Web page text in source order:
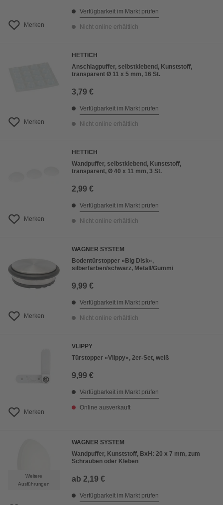
Merken
Verfügbarkeit im Markt prüfen
Nicht online erhältlich
Merken
HETTICH
Anschlagpuffer, selbstklebend, Kunststoff,
transparent Ø 11 x 5 mm, 16 St.
3,79 €
Verfügbarkeit im Markt prüfen
Nicht online erhältlich
Merken
HETTICH
Wandpuffer, selbstklebend, Kunststoff,
transparent, Ø 40 x 11 mm, 3 St.
2,99 €
Verfügbarkeit im Markt prüfen
Nicht online erhältlich
Merken
WAGNER SYSTEM
Bodentürstopper »Big Disk«,
silberfarben/schwarz, Metall/Gummi
9,99 €
Verfügbarkeit im Markt prüfen
Nicht online erhältlich
Merken
VLIPPY
Türstopper »Vlippy«, 2er-Set, weiß
9,99 €
Verfügbarkeit im Markt prüfen
Online ausverkauft
Weitere
Ausführungen
WAGNER SYSTEM
Wandpuffer, Kunststoff, BxH: 20 x 7 mm, zum
Schrauben oder Kleben
ab 2,19 €
Verfügbarkeit im Markt prüfen